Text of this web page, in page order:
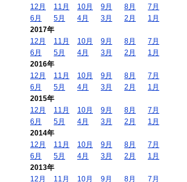
12月
11月 10月 9月 8月
7月
6月
5月 4月 3月 2月
1月
2017年
12月
11月 10月 9月 8月
7月
6月
5月 4月 3月 2月
1月
2016年
12月
11月 10月 9月 8月
7月
6月
5月 4月 3月 2月
1月
2015年
12月
11月 10月 9月 8月
7月
6月
5月 4月 3月 2月
1月
2014年
12月
11月 10月 9月 8月
7月
6月
5月 4月 3月 2月
1月
2013年
12月
11月 10月 9月 8月 7月